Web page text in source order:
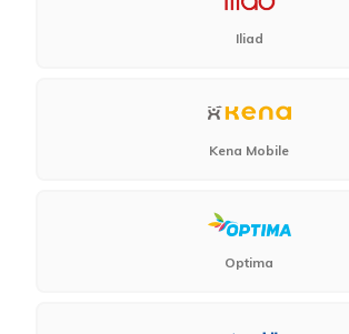
Iliad
Kena Mobile
Optima